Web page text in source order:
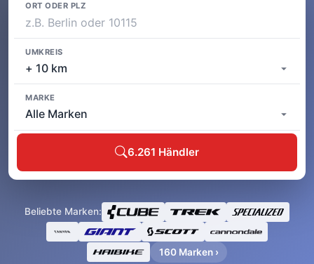
ORT ODER PLZ
UMKREIS
MARKE
6.261 Händler
Beliebte Marken:
160 Marken ›